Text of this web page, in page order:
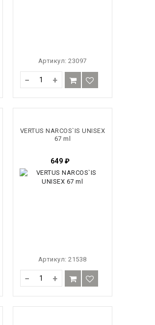
Артикул:23097
− +
VERTUS NARCOS`IS UNISEX
67 ml
649 ₽
Артикул:21538
− +